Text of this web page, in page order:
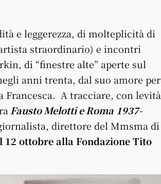
e leggerezza, di molteplicità di
straordinario) e incontri
di “finestre alte” aperte sul
anni trenta, dal suo amore per
Francesca. A tracciare, con levità
Fausto Melotti e Roma 1937-
direttore del Mmsma di
12 ot­tobre alla FondazioneTito